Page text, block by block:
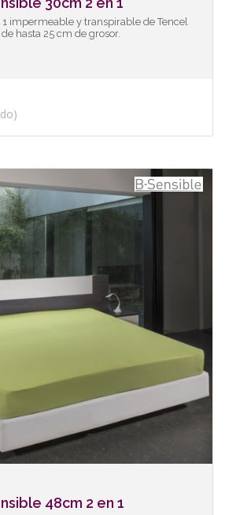
1 impermeable y transpirable de Tencel
hasta 25 cm de grosor.
48cm 2 en 1